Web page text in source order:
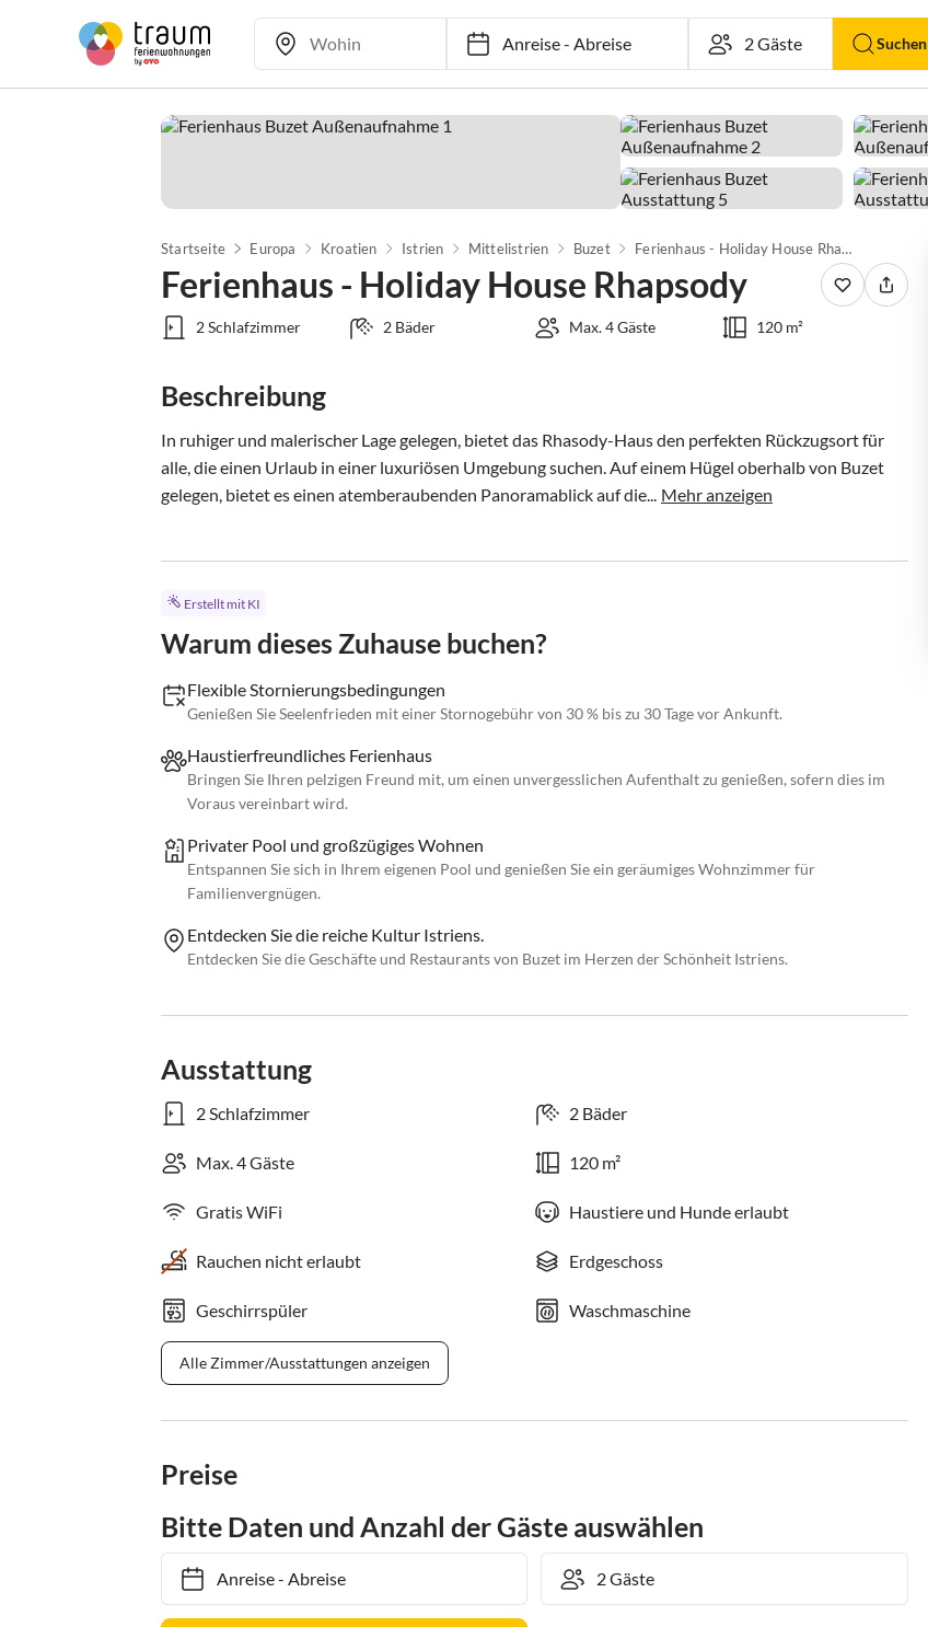
Anreise-Abreise Suchen
Startseite Europa Kroatien Istrien Mittelistrien Buzet Ferienhaus - Holiday House Rhapsody
Ferienhaus - Holiday House Rhapsody
2 Schlafzimmer 2 Bäder Max. 4 Gäste 120 m²
Beschreibung
In ruhiger und malerischer Lage gelegen, bietet das Rhasody-Haus den perfekten Rückzugsort für
alle, die einen Urlaub in einer luxuriösen Umgebung suchen. Auf einem Hügel oberhalb von Buzet
gelegen, bietet es einen atemberaubenden Panoramablick auf die... Mehr anzeigen
Erstellt mit KI
Warum dieses Zuhause buchen?
Flexible Stornierungsbedingungen
Genießen Sie Seelenfrieden mit einer Stornogebühr von 30 % bis zu 30 Tage vor Ankunft.
Haustierfreundliches Ferienhaus
Bringen Sie Ihren pelzigen Freund mit, um einen unvergesslichen Aufenthalt zu genießen, sofern dies im
Voraus vereinbart wird.
Privater Pool und großzügiges Wohnen
Entspannen Sie sich in Ihrem eigenen Pool und genießen Sie ein geräumiges Wohnzimmer für
Familienvergnügen.
Entdecken Sie die reiche Kultur Istriens.
Entdecken Sie die Geschäfte und Restaurants von Buzet im Herzen der Schönheit Istriens.
Ausstattung
2 Schlafzimmer 2 Bäder
Max. 4 Gäste 120 m²
Gratis WiFi Haustiere und Hunde erlaubt
Rauchen nicht erlaubt Erdgeschoss
Geschirrspüler Waschmaschine
Alle Zimmer/Ausstattungen anzeigen
Preise
Bitte Daten und Anzahl der Gäste auswählen
Anreise- Abreise